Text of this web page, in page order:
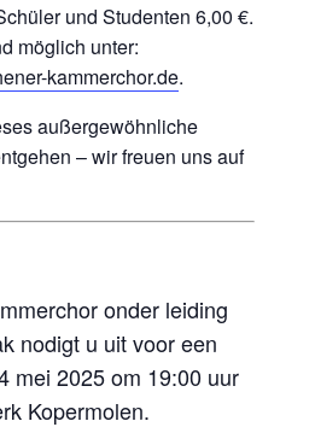
und Studenten 6,00 €.
möglich unter:
kammerchor.de.
außergewöhnliche
– wir freuen uns auf
onder leiding
nodigt u uit voor een
mei 2025 om 19:00 uur
Kopermolen.